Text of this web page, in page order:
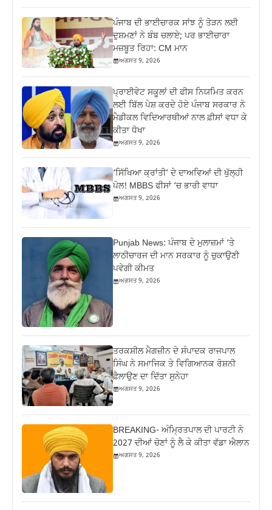
ਪੰਜਾਬ ਦੀ ਭਾਈਚਾਰਕ ਸਾਂਝ ਨੂੰ ਤੋੜਨ ਲਈ
ਦੁਸ਼ਮਣਾਂ ਨੇ ਬੰਬ ਚਲਾਏ; ਪਰ ਭਾਈਚਾਰਾ
ਮਜ਼ਬੂਤ ਰਿਹਾ: CM ਮਾਨ
ਅਗਸਤ 9, 2026
ਪ੍ਰਾਈਵੇਟ ਸਕੂਲਾਂ ਦੀ ਫੀਸ ਨਿਯਮਿਤ ਕਰਨ
ਲਈ ਬਿੱਲ ਪੇਸ਼ ਕਰਦੇ ਹੋਏ ਪੰਜਾਬ ਸਰਕਾਰ ਨੇ
ਮੈਡੀਕਲ ਵਿਦਿਆਰਥੀਆਂ ਨਾਲ ਫ਼ੀਸਾਂ ਵਧਾ ਕੇ
ਕੀਤਾ ਧੋਖਾ
ਅਗਸਤ 9, 2026
‘ਸਿੱਖਿਆ ਕ੍ਰਾਂਤੀ’ ਦੇ ਦਾਅਵਿਆਂ ਦੀ ਖੁੱਲ੍ਹੀ
ਪੋਲ! MBBS ਫੀਸਾਂ ‘ਚ ਭਾਰੀ ਵਾਧਾ
ਅਗਸਤ 9, 2026
Punjab News: ਪੰਜਾਬ ਦੇ ਮੁਲਾਜ਼ਮਾਂ ‘ਤੇ
ਲਾਠੀਚਾਰਜ ਦੀ ਮਾਨ ਸਰਕਾਰ ਨੂੰ ਚੁਕਾਉਣੀ
ਪਵੇਗੀ ਕੀਮਤ
ਅਗਸਤ 9, 2026
ਤਰਕਸ਼ੀਲ ਮੈਗਜ਼ੀਨ ਦੇ ਸੰਪਾਦਕ ਰਾਜਪਾਲ
ਸਿੰਘ ਨੇ ਸਮਾਜਿਕ ਤੇ ਵਿਗਿਆਨਕ ਰੋਸ਼ਨੀ
ਫ਼ੈਲਾਉਣ ਦਾ ਦਿੱਤਾ ਸੁਨੇਹਾ
ਅਗਸਤ 9, 2026
BREAKING- ਅੰਮ੍ਰਿਤਪਾਲ ਦੀ ਪਾਰਟੀ ਨੇ
2027 ਦੀਆਂ ਚੋਣਾਂ ਨੂੰ ਲੈ ਕੇ ਕੀਤਾ ਵੱਡਾ ਐਲਾਨ
ਅਗਸਤ 9, 2026